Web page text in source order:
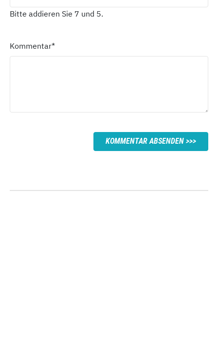
Bitte addieren Sie 7 und 5.
Kommentar*
KOMMENTAR ABSENDEN